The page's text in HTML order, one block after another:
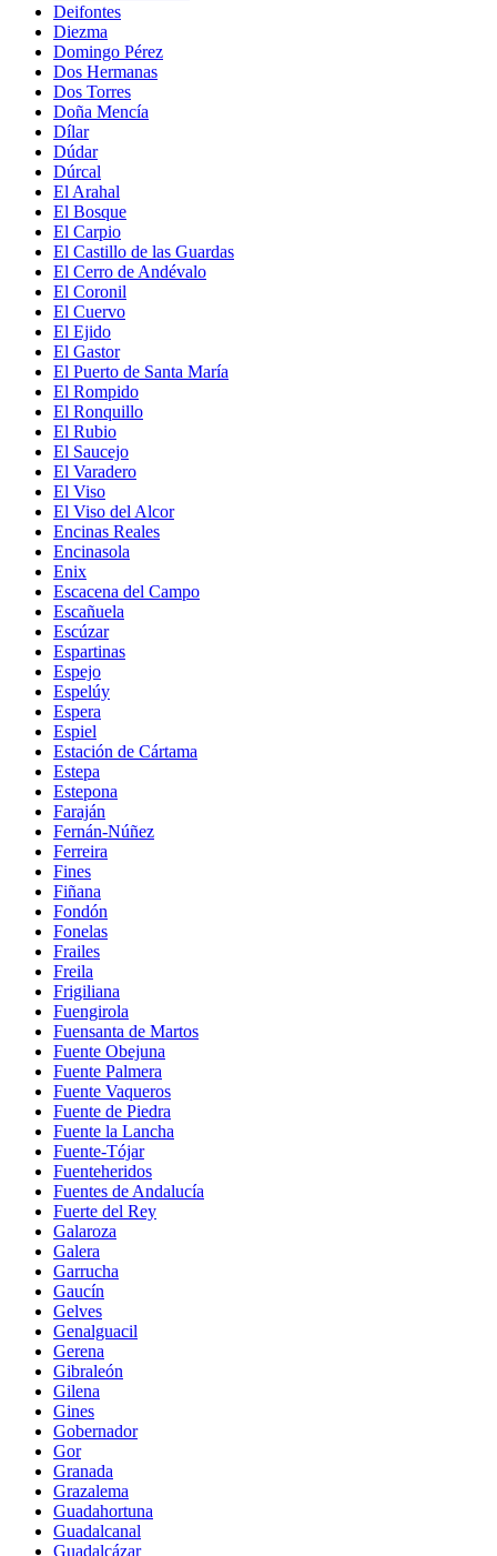
Deifontes
Diezma
Domingo Pérez
Dos Hermanas
Dos Torres
Doña Mencía
Dílar
Dúdar
Dúrcal
El Arahal
El Bosque
El Carpio
El Castillo de las Guardas
El Cerro de Andévalo
El Coronil
El Cuervo
El Ejido
El Gastor
El Puerto de Santa María
El Rompido
El Ronquillo
El Rubio
El Saucejo
El Varadero
El Viso
El Viso del Alcor
Encinas Reales
Encinasola
Enix
Escacena del Campo
Escañuela
Escúzar
Espartinas
Espejo
Espelúy
Espera
Espiel
Estación de Cártama
Estepa
Estepona
Faraján
Fernán-Núñez
Ferreira
Fines
Fiñana
Fondón
Fonelas
Frailes
Freila
Frigiliana
Fuengirola
Fuensanta de Martos
Fuente Obejuna
Fuente Palmera
Fuente Vaqueros
Fuente de Piedra
Fuente la Lancha
Fuente-Tójar
Fuenteheridos
Fuentes de Andalucía
Fuerte del Rey
Galaroza
Galera
Garrucha
Gaucín
Gelves
Genalguacil
Gerena
Gibraleón
Gilena
Gines
Gobernador
Gor
Granada
Grazalema
Guadahortuna
Guadalcanal
Guadalcázar